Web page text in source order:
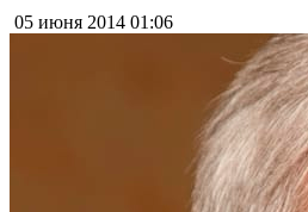
05 июня 2014 01:06